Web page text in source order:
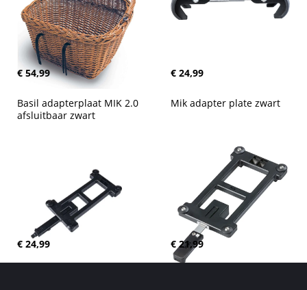
€ 54,99 € 24,99
Basil adapterplaat MIK 2.0
afsluitbaar zwart
€ 24,99
Mik adapter plate zwart
€ 21,99